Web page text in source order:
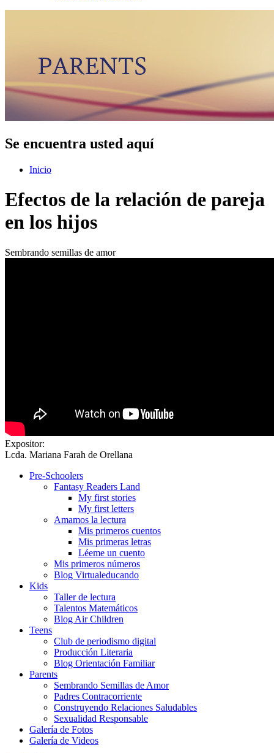
Se encuentra usted aquí
Inicio
Efectos de la relación de pareja
en los hijos
Sembrando semillas de amor
Expositor:
Lcda. Mariana Farah de Orellana
Pre-Schoolers
Fantasy Readers Land
My first stories
My first letters
Amamos la lectura
Mis primeros cuentos
Mis primeras letras
Léeme un cuento
Mis primeros números
Blog Virtualeducando
Kids
Taller de lectura
Talentos Matemáticos
Blog Air Children
Teens
Club de periodismo digital
Producción Literaria
Blog Orientación Familiar
Parents
Sembrando Semillas de Amor
Padres Contracorriente
Construyendo Relaciones Saludables
Sexualidad Responsable
Galería de Fotos
Galería de Videos